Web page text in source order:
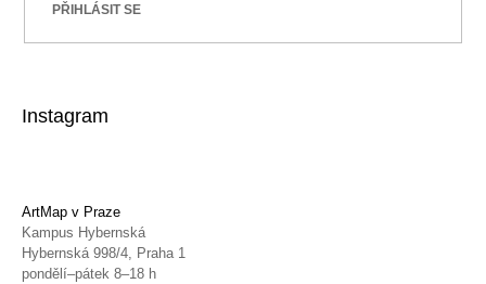
PŘIHLÁSIT SE
Instagram
ArtMap v Praze
Kampus Hybernská
Hybernská 998/4, Praha 1
pondělí–pátek 8–18 h